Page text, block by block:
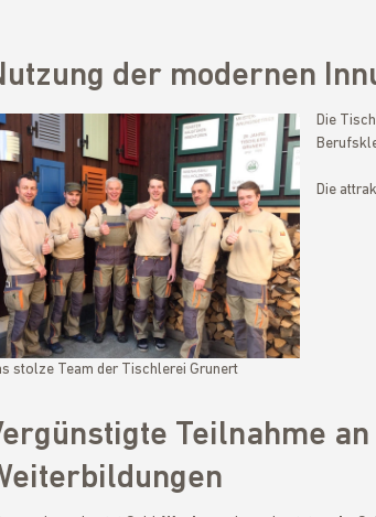
der modernen
stolze Team der Tischlerei Grunert
Die
Die
Teilnahme